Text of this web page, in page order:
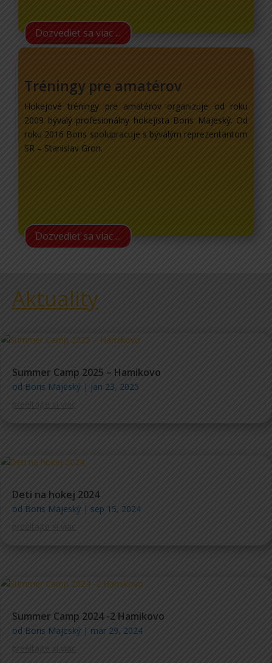
Dozvedieť sa viac ...
Tréningy pre amatérov
Hokejové tréningy pre amatérov organizuje od roku
2009 bývalý profesionálny hokejista Boris Majeský. Od
roku 2016 Boris spolupracuje s bývalým reprezentantom
SR – Stanislav Gron.
Dozvedieť sa viac ...
Aktuality
Summer Camp 2025 – Hamikovo
od Boris Majeský | jan 23, 2025
preèítajte si viac
Deti na hokej 2024
od Boris Majeský | sep 15, 2024
preèítajte si viac
Summer Camp 2024 -2 Hamikovo
od Boris Majeský | mar 29, 2024
preèítajte si viac